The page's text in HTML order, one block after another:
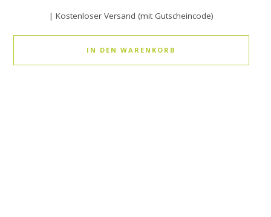
| Kostenloser Versand (mit Gutscheincode)
IN DEN WARENKORB